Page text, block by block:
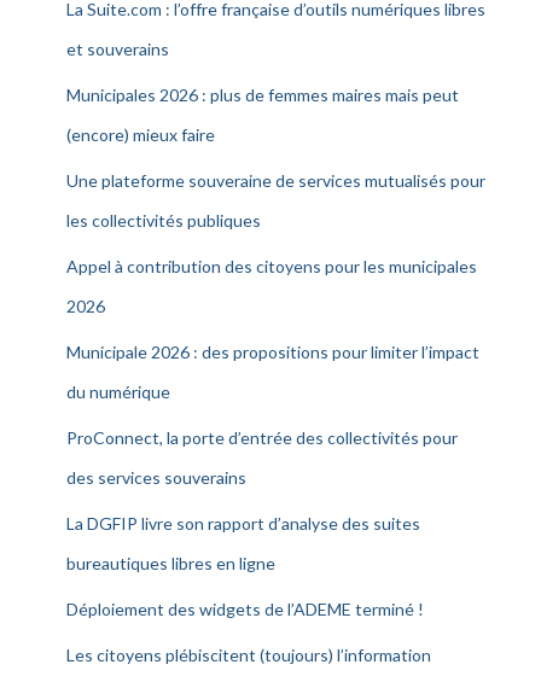
La Suite.com : l’offre française d’outils numériques libres
et souverains
Municipales 2026 : plus de femmes maires mais peut
(encore) mieux faire
Une plateforme souveraine de services mutualisés pour
les collectivités publiques
Appel à contribution des citoyens pour les municipales
2026
Municipale 2026 : des propositions pour limiter l’impact
du numérique
ProConnect, la porte d’entrée des collectivités pour
des services souverains
La DGFIP livre son rapport d’analyse des suites
bureautiques libres en ligne
Déploiement des widgets de l’ADEME terminé !
Les citoyens plébiscitent (toujours) l’information